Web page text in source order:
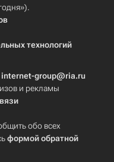
технологий
internet-group@ria.ru
и рекламы
обо всех
формой обратной